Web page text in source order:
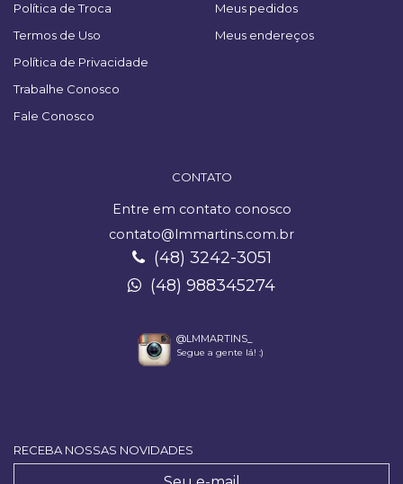
Política de Troca
Termos de Uso
Política de Privacidade
Trabalhe Conosco
Fale Conosco
Meus pedidos
Meus endereços
CONTATO
Entre em contato conosco
contato@lmmartins.com.br
(48) 3242-3051
(48) 988345274
@LMMARTINS_
Segue a gente lá! :)
RECEBA NOSSAS NOVIDADES